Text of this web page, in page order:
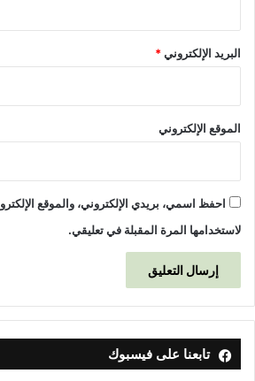
البريد الإلكتروني*
الموقع الإلكتروني
احفظ اسمي، بريدي الإلكتروني، والموقع
لاستخدامها المرة المقبلة في تعليقي.
تابعنا على فيسبوك